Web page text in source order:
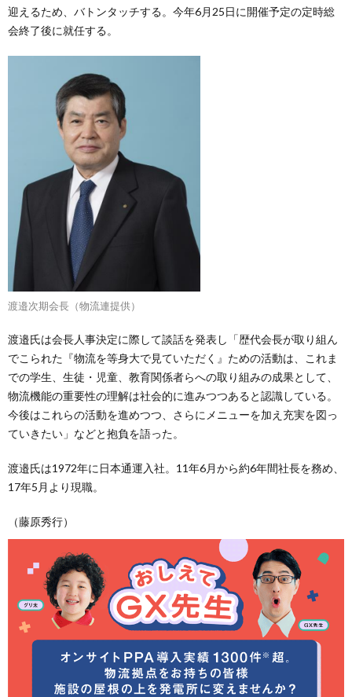
迎えるため、バトンタッチする。今年6月25日に開催予定の定時総
会終了後に就任する。
渡邉次期会長（物流連提供）
渡邉氏は会長人事決定に際して談話を発表し「歴代会長が取り組ん
でこられた『物流を等身大で見ていただく』ための活動は、これま
での学生、生徒・児童、教育関係者らへの取り組みの成果として、
物流機能の重要性の理解は社会的に進みつつあると認識している。
今後はこれらの活動を進めつつ、さらにメニューを加え充実を図っ
ていきたい」などと抱負を語った。
渡邉氏は1972年に日本通運入社。11年6月から約6年間社長を務め、
17年5月より現職。
（藤原秀行）